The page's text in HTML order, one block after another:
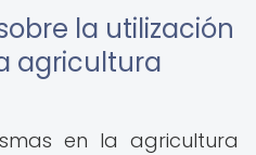
la utilización
agricultura
en la agricultura